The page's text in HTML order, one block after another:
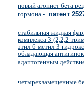
новый агонист бета
гормона - патент
стабильная жидкая
комплекса 3-(2,2,2-
этил-6-метил-3-
обладающая
адаптогенным
четырехзамещенные